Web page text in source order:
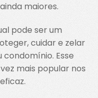
maiores.
pode ser um
cuidar e zelar
Esse
mais popular nos